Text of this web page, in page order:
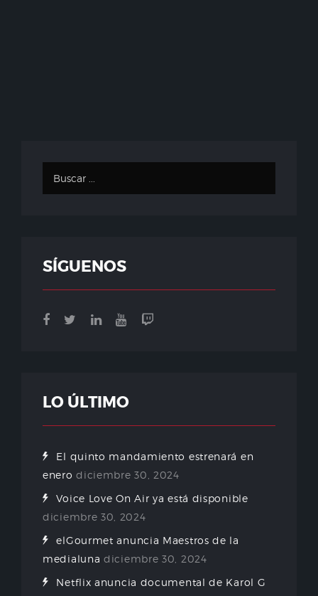
SÍGUENOS
LO ÚLTIMO
El quinto mandamiento estrenará en
enero diciembre 30, 2024
Voice Love On Air ya está disponible
diciembre 30, 2024
elGourmet anuncia Maestros de la
medialuna diciembre 30, 2024
Netflix anuncia documental de Karol G